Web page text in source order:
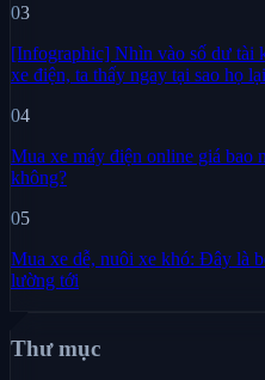
03
[Infographic] Nhìn vào số dư tài
xe điện, ta thấy ngay tại sao họ
04
Mua xe máy điện online giá bao
không?
05
Mua xe dễ, nuôi xe khó: Đây là
lường tới
Thư mục